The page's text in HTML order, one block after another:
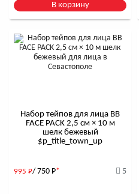
В корзину
Набор тейпов для лица BB
FACE PACK 2,5 см × 10 м
шелк бежевый
$р_title_town_up
995 Р/ 750 Р* 5